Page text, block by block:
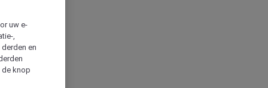
uw e-
,
en
de knop